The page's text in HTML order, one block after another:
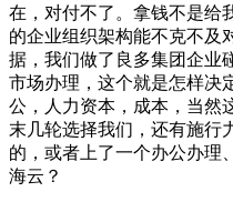
在，对付不了。拿钱不是给
的企业组织架构能不克不及
据，我们做了良多集团企业
市场办理，这个就是怎样决
公，人力资本，成本，当然
末几轮选择我们，还有施行
的，或者上了一个办公办理
海云？